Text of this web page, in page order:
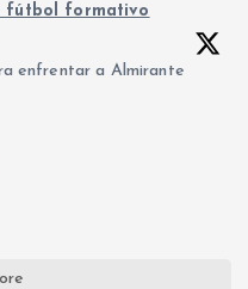
fútbol formativo
enfrentar a Almirante